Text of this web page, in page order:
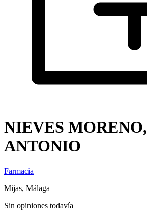
NIEVES MORENO,
ANTONIO
Farmacia
Mijas, Málaga
Sin opiniones todavía